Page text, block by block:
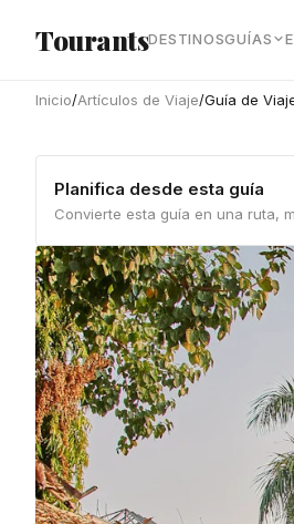
TourantsDESTINOSGUÍAS
Inicio/Artículos de Viaje/Guía de
Planifica desde esta guía
Convierte esta guía en una ruta,